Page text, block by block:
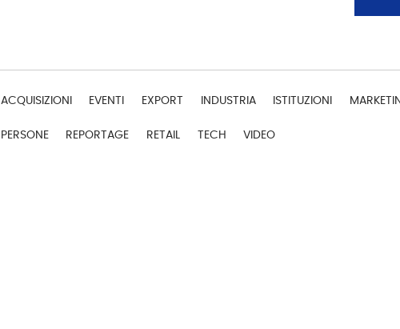
ACQUISIZIONI EVENTI EXPORT INDUSTRIA ISTITUZIONI
PERSONE REPORTAGE RETAIL TECH VIDEO